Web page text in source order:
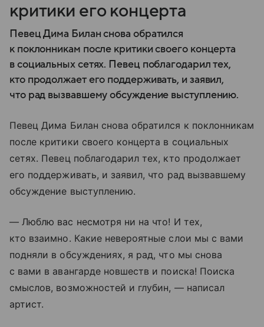
критики его концерта
Певец Дима Билан снова обратился
к поклонникам после критики своего концерта
в социальных сетях. Певец поблагодарил тех,
кто продолжает его поддерживать, и заявил,
что рад вызвавшему обсуждение выступлению.
Певец Дима Билан снова обратился к поклонникам
после критики своего концерта в социальных
сетях. Певец поблагодарил тех, кто продолжает
его поддерживать, и заявил, что рад вызвавшему
обсуждение выступлению.
— Люблю вас несмотря ни на что! И тех,
кто взаимно. Какие невероятные слои мы с вами
подняли в обсуждениях, я рад, что мы снова
с вами в авангарде новшеств и поиска! Поиска
смыслов, возможностей и глубин, — написал
артист.